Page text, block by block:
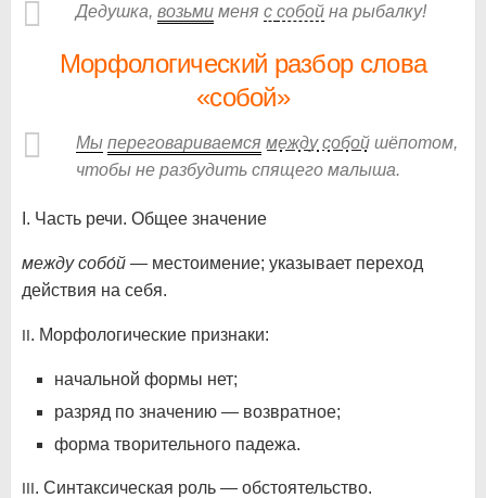
Дедушка, возьми меня с собой на рыбалку!
Морфологический разбор слова
«собой»
Мы переговариваемся междусобой шёпотом,
чтобы не разбудить спящего малыша.
I. Часть речи. Общее значение
между собо́й — местоимение; указывает переход
действия на себя.
II. Морфологические признаки:
начальной формы нет;
разряд по значению — возвратное;
форма творительного падежа.
III. Синтаксическая роль — обстоятельство.